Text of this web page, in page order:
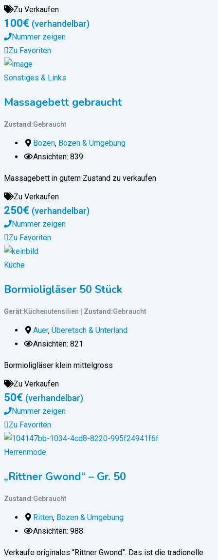
Zu Verkaufen
100€ (verhandelbar)
Nummer zeigen
Zu Favoriten
Sonstiges & Links
Massagebett gebraucht
Zustand Gebraucht
Bozen, Bozen & Umgebung
Ansichten: 839
Massagebett in gutem Zustand zu verkaufen
Zu Verkaufen
250€ (verhandelbar)
Nummer zeigen
Zu Favoriten
Küche
Bormioligläser 50 Stück
Gerät Küchenutensilien Zustand Gebraucht
Auer, Überetsch & Unterland
Ansichten: 821
Bormioligläser klein mittelgross
Zu Verkaufen
50€ (verhandelbar)
Nummer zeigen
Zu Favoriten
Herrenmode
„Rittner Gwond“ – Gr. 50
Zustand Gebraucht
Ritten, Bozen & Umgebung
Ansichten: 988
Verkaufe originales “Rittner Gwond”. Das ist die tradionelle